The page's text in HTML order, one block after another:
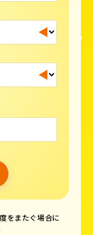
をまたぐ場合に